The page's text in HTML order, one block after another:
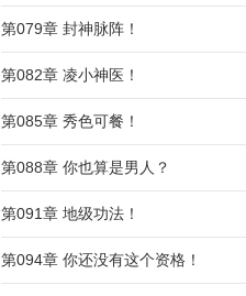
第079章 封神脉阵！
第082章 凌小神医！
第085章 秀色可餐！
第088章 你也算是男人？
第091章 地级功法！
第094章 你还没有这个资格！